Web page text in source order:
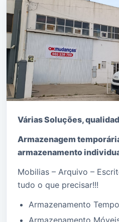
OKBOX
Mudanças em Queluz
Várias Soluções,
Armazenagem
armazenamento
Mobilias – Arquivo –
tudo o que precisar!!!
Armazenamento